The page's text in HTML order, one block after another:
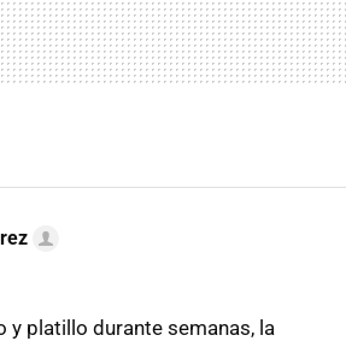
y platillo durante semanas, la